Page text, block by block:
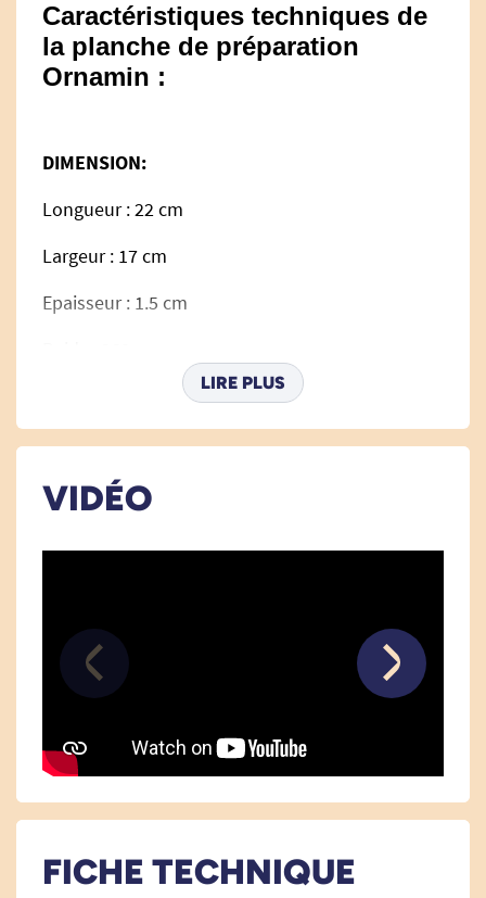
Caractéristiques techniques de
la planche de préparation
Ornamin :
DIMENSION:
Longueur : 22 cm
Largeur : 17 cm
Epaisseur : 1.5 cm
Matière : mélamine
Couleurs : Rouge, bleu ou blanc.
Fabriqué en Allemagne.
Voir tous les accessoires pratiques pour couper
et éplucher facilement.
Voir tous les produits pour m'aider à utiliser les deux mains.
LIRE PLUS
VIDÉO
FICHE TECHNIQUE